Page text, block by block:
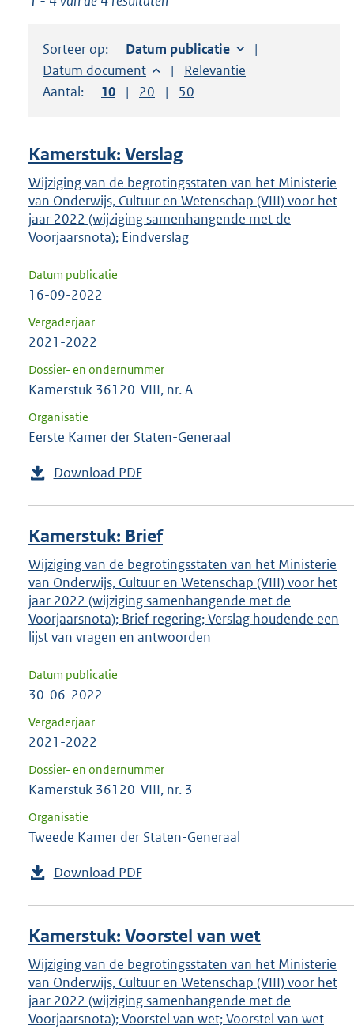
suggesties.
Druk
om
uw
keuze
te
bevestigen.
Sorteer op: Sorteer op:
Datum publicatie
Sorteer op:
Datum document Sorteer op:
Relevantie
Aantal:
Toon
10 resultaten per pagina
Toon
20 resultaten per pagina
Toon
50
Kamerstuk: Verslag
Wijziging van de begrotingsstaten van het Ministerie
van Onderwijs, Cultuur en Wetenschap (VIII) voor het
jaar 2022 (wijziging samenhangende met de
Voorjaarsnota); Eindverslag
Datum publicatie
16-09-2022
Vergaderjaar
2021-2022
Dossier- en ondernummer
Kamerstuk 36120-VIII, nr. A
Organisatie
Eerste Kamer der Staten-Generaal
Download PDF
Kamerstuk: Brief
Wijziging van de begrotingsstaten van het Ministerie
van Onderwijs, Cultuur en Wetenschap (VIII) voor het
jaar 2022 (wijziging samenhangende met de
Voorjaarsnota); Brief regering; Verslag houdende een
lijst van vragen en antwoorden
Datum publicatie
30-06-2022
Vergaderjaar
2021-2022
Dossier- en ondernummer
Kamerstuk 36120-VIII, nr. 3
Organisatie
Tweede Kamer der Staten-Generaal
Download PDF
Kamerstuk: Voorstel van wet
Wijziging van de begrotingsstaten van het Ministerie
van Onderwijs, Cultuur en Wetenschap (VIII) voor het
jaar 2022 (wijziging samenhangende met de
Voorjaarsnota); Voorstel van wet; Voorstel van wet